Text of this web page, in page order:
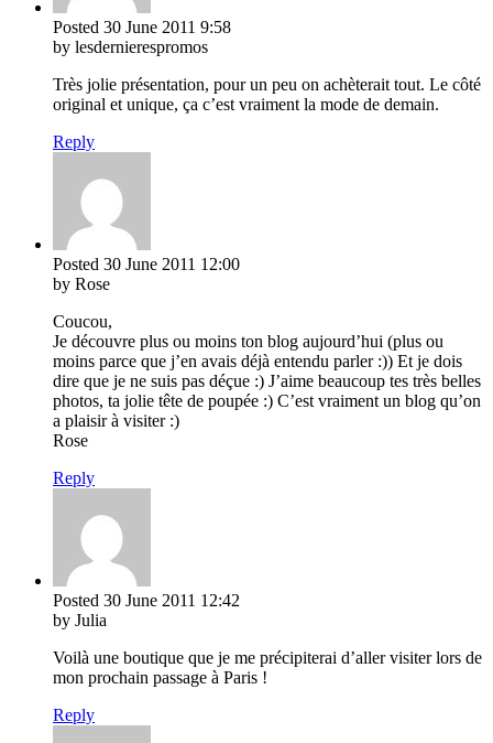
Posted 30 June 2011 9:58
by lesdernierespromos
Très jolie présentation, pour un peu on achèterait tout. Le côté
original et unique, ça c’est vraiment la mode de demain.
Reply
Posted 30 June 2011 12:00
by Rose
Coucou,
Je découvre plus ou moins ton blog aujourd’hui (plus ou
moins parce que j’en avais déjà entendu parler :)) Et je dois
dire que je ne suis pas déçue :) J’aime beaucoup tes très belles
photos, ta jolie tête de poupée :) C’est vraiment un blog qu’on
a plaisir à visiter :)
Rose
Reply
Posted 30 June 2011 12:42
by Julia
Voilà une boutique que je me précipiterai d’aller visiter lors de
mon prochain passage à Paris !
Reply